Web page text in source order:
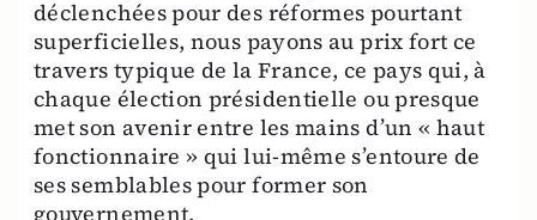
déclenchées pour des réformes pourtant
superficielles, nous payons au prix fort ce
travers typique de la France, ce pays qui, à
chaque élection présidentielle ou presque
met son avenir entre les mains d’un « haut
fonctionnaire » qui lui-même s’entoure de
ses semblables pour former son
gouvernement.